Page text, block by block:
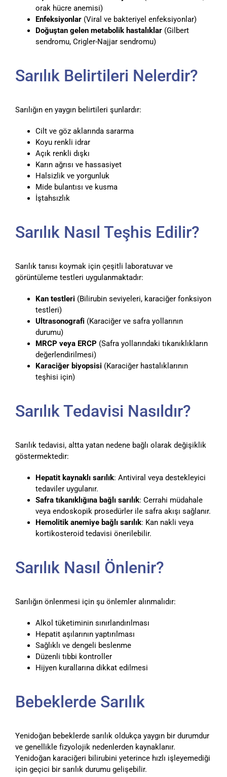
orak hücre anemisi)
Enfeksiyonlar (Viral ve bakteriyel enfeksiyonlar)
Doğuştan gelen metabolik hastalıklar (Gilbert
sendromu, Crigler-Najjar sendromu)
Sarılık Belirtileri Nelerdir?
Sarılığın en yaygın belirtileri şunlardır:
Cilt ve göz aklarında sararma
Koyu renkli idrar
Açık renkli dışkı
Karın ağrısı ve hassasiyet
Halsizlik ve yorgunluk
Mide bulantısı ve kusma
İştahsızlık
Sarılık Nasıl Teşhis Edilir?
Sarılık tanısı koymak için çeşitli laboratuvar ve
görüntüleme testleri uygulanmaktadır:
Kan testleri (Bilirubin seviyeleri, karaciğer fonksiyon
testleri)
Ultrasonografi (Karaciğer ve safra yollarının
durumu)
MRCP veya ERCP (Safra yollarındaki tıkanıklıkların
değerlendirilmesi)
Karaciğer biyopsisi (Karaciğer hastalıklarının
teşhisi için)
Sarılık Tedavisi Nasıldır?
Sarılık tedavisi, altta yatan nedene bağlı olarak değişiklik
göstermektedir:
Hepatit kaynaklı sarılık: Antiviral veya destekleyici
tedaviler uygulanır.
Safra tıkanıklığına bağlı sarılık: Cerrahi müdahale
veya endoskopik prosedürler ile safra akışı sağlanır.
Hemolitik anemiye bağlı sarılık: Kan nakli veya
kortikosteroid tedavisi önerilebilir.
Sarılık Nasıl Önlenir?
Sarılığın önlenmesi için şu önlemler alınmalıdır:
Alkol tüketiminin sınırlandırılması
Hepatit aşılarının yaptırılması
Sağlıklı ve dengeli beslenme
Düzenli tıbbi kontroller
Hijyen kurallarına dikkat edilmesi
Bebeklerde Sarılık
Yenidoğan bebeklerde sarılık oldukça yaygın bir durumdur
ve genellikle fizyolojik nedenlerden kaynaklanır.
Yenidoğan karaciğeri bilirubini yeterince hızlı işleyemediği
için geçici bir sarılık durumu gelişebilir.